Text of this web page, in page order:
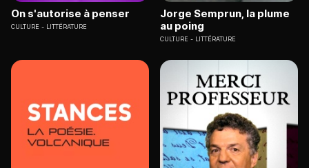
On s'autorise à penser
CULTURE LITTÉRATURE
Jorge Semprun, la plume
au poing
CULTURE LITTÉRATURE